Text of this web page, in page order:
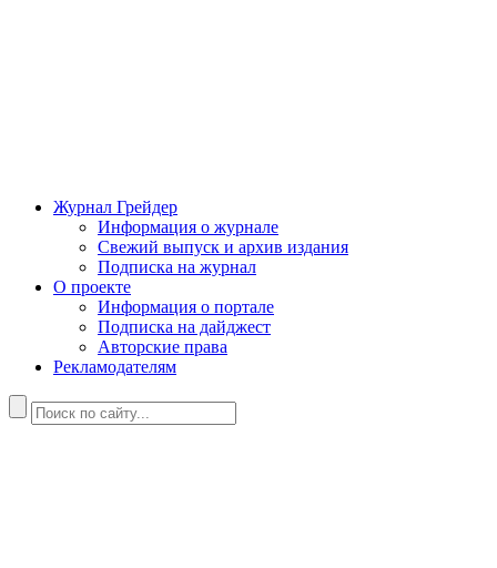
Журнал Грейдер
Информация о журнале
Свежий выпуск и архив издания
Подписка на журнал
О проекте
Информация о портале
Подписка на дайджест
Авторские права
Рекламодателям